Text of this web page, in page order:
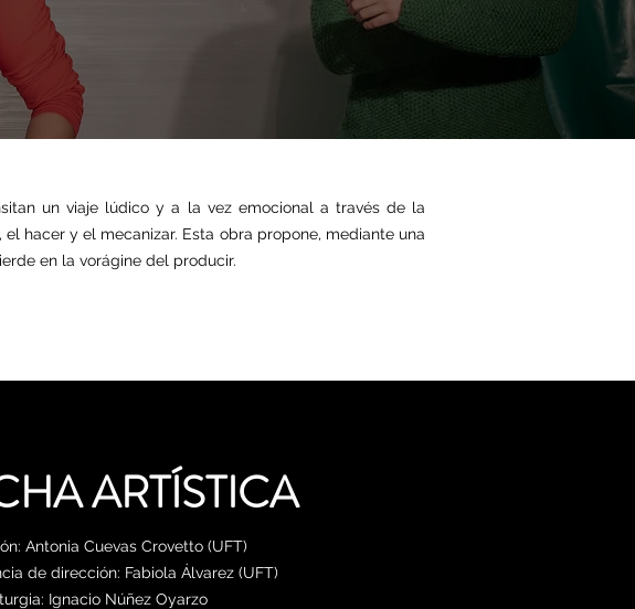
un viaje lúdico y a la vez emocional a través de la
hacer y el mecanizar. Esta obra propone, mediante una
en la vorágine del producir.
ARTÍSTICA
Antonia Cuevas Crovetto (UFT)
de dirección: Fabiola Álvarez (UFT)
Ignacio Núñez Oyarzo